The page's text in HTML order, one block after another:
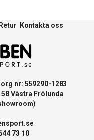
Retur Kontakta oss
nr: 559290-1283
Västra Frölunda
73 10